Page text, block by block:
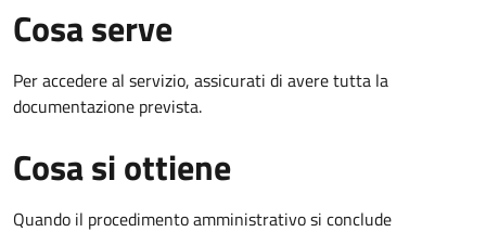
Cosa serve
Per accedere al servizio, assicurati di avere tutta la
documentazione prevista.
Cosa si ottiene
Quando il procedimento amministrativo si conclude